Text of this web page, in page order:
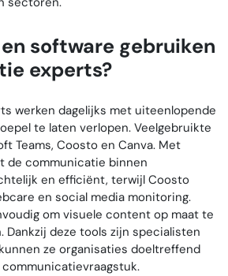
software gebruiken
experts?
werken dagelijks met uiteenlopende
te laten verlopen. Veelgebruikte
Teams, Coosto en Canva. Met
de communicatie binnen
en efficiënt, terwijl Coosto
en social media monitoring.
om visuele content op maat te
Dankzij deze tools zijn specialisten
ze organisaties doeltreffend